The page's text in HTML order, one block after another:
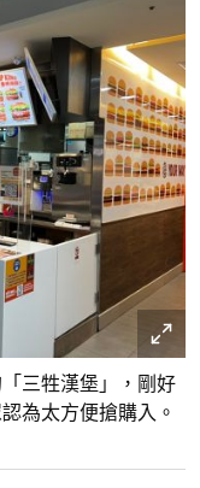
三牲漢堡」，剛好
為太方便搶購入。